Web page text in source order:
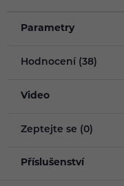
Parametry
Hodnocení (38)
Video
Zeptejte se (0)
Příslušenství